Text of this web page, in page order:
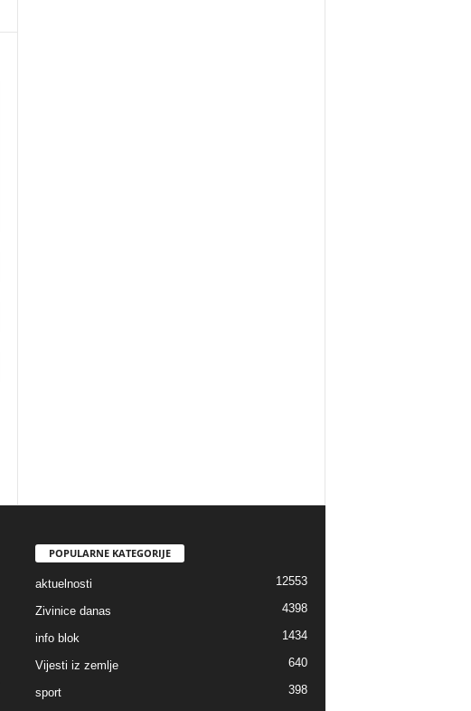
POPULARNE KATEGORIJE
aktuelnosti 12553
Zivinice danas 4398
info blok 1434
Vijesti iz zemlje 640
sport
398